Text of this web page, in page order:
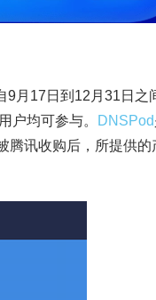
9月17日到12月31日之
户均可参与。
DNSPod
腾讯收购后，所提供的